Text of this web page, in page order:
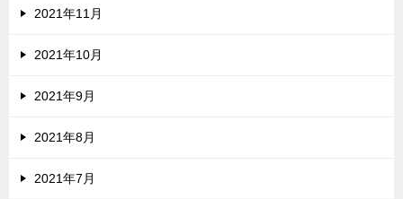
2021年11月
2021年10月
2021年9月
2021年8月
2021年7月